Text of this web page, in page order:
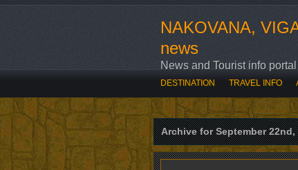
NAKOVANA,
news
News and Tourist info portal
DESTINATION TRAVEL INFO
SVE O OVOGODIŠNJOJ ROZARIADI
Archive for September 22nd,